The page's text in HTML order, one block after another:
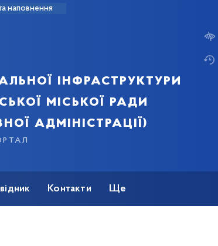
наповнення
інфраструктури
міської ради
адміністрації)
Контакти Ще